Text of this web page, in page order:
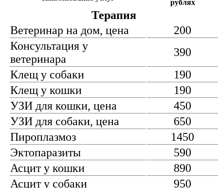
рублях
Терапия
Ветеринар на дом, цена
200
Консультация у
ветеринара
390
Клещ у собаки
190
Клещ у кошки
190
УЗИ для кошки, цена
450
УЗИ для собаки, цена
650
Пироплазмоз
1450
Эктопаразиты
590
Асцит у кошки
890
Асцит у собаки
950